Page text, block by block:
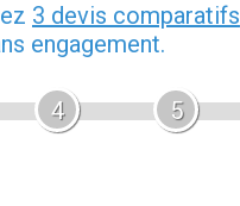
3 devis comparatifs
engagement.
4 5